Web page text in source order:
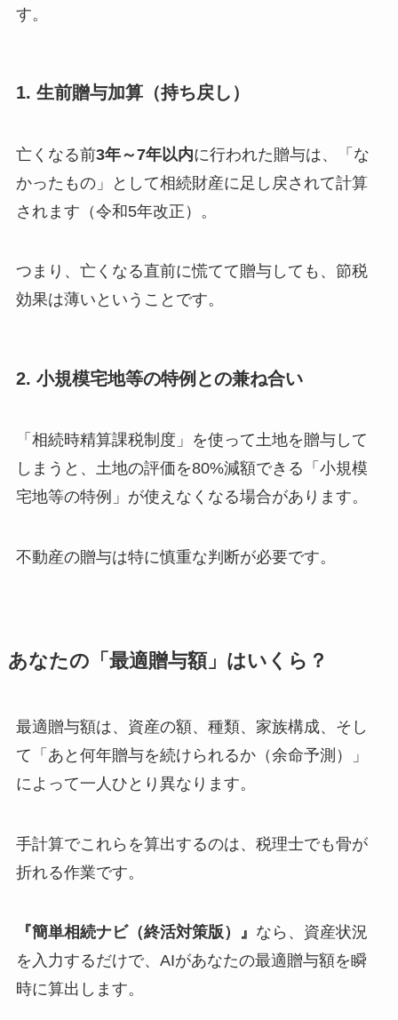
す。
1. 生前贈与加算（持ち戻し）
亡くなる前3年～7年以内に行われた贈与は、「な
かったもの」として相続財産に足し戻されて計算
されます（令和5年改正）。
つまり、亡くなる直前に慌てて贈与しても、節税
効果は薄いということです。
2. 小規模宅地等の特例との兼ね合い
「相続時精算課税制度」を使って土地を贈与して
しまうと、土地の評価を80%減額できる「小規模
宅地等の特例」が使えなくなる場合があります。
不動産の贈与は特に慎重な判断が必要です。
あなたの「最適贈与額」はいくら？
最適贈与額は、資産の額、種類、家族構成、そし
て「あと何年贈与を続けられるか（余命予測）」
によって一人ひとり異なります。
手計算でこれらを算出するのは、税理士でも骨が
折れる作業です。
『簡単相続ナビ（終活対策版）』 なら、資産状況
を入力するだけで、AIがあなたの最適贈与額を瞬
時に算出します。